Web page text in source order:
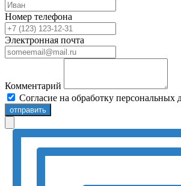
Номер телефона
Электронная почта
Комментарий
Согласие на обработку персональных
отправить